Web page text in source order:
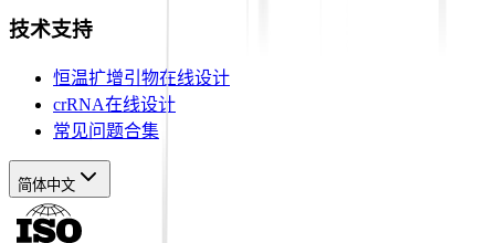
技术支持
恒温扩增引物在线设计
crRNA在线设计
常见问题合集
简体中文